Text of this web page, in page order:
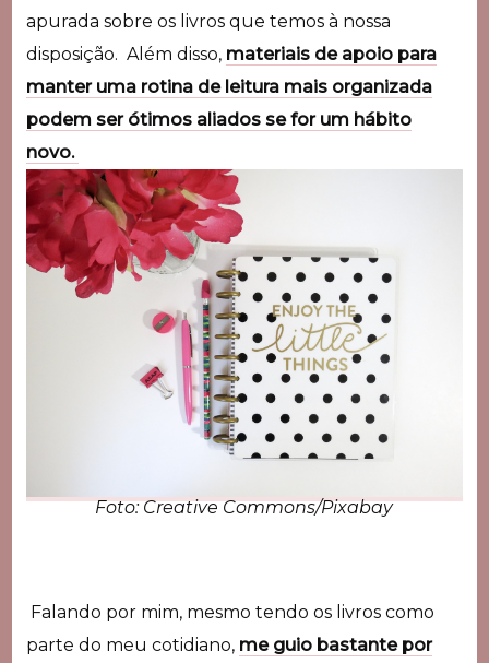
apurada sobre os livros que temos à nossa
disposição. Além disso, materiais de apoio para
manter uma rotina de leitura mais organizada
podem ser ótimos aliados se for um hábito
novo.
Foto: Creative Commons/Pixabay
Falando por mim, mesmo tendo os livros como
parte do meu cotidiano, me guio bastante por